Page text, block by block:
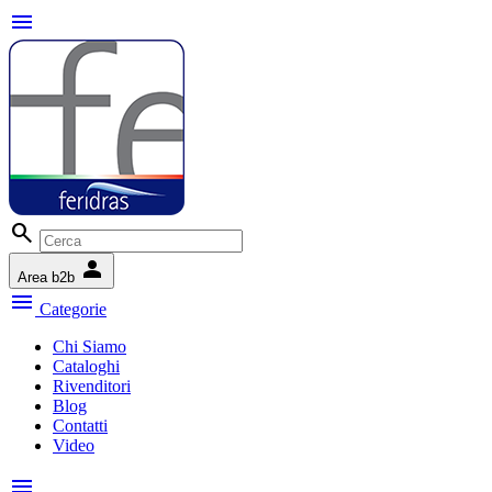
menu
search
Area b2b person
menu Categorie
Chi Siamo
Cataloghi
Rivenditori
Blog
Contatti
Video